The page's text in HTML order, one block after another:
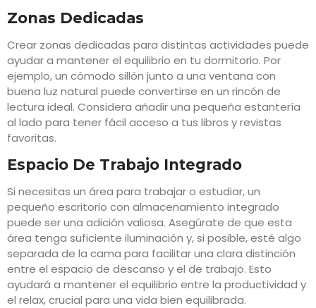
Zonas Dedicadas
Crear zonas dedicadas para distintas actividades puede
ayudar a mantener el equilibrio en tu dormitorio. Por
ejemplo, un cómodo sillón junto a una ventana con
buena luz natural puede convertirse en un rincón de
lectura ideal. Considera añadir una pequeña estantería
al lado para tener fácil acceso a tus libros y revistas
favoritas.
Espacio De Trabajo Integrado
Si necesitas un área para trabajar o estudiar, un
pequeño escritorio con almacenamiento integrado
puede ser una adición valiosa. Asegúrate de que esta
área tenga suficiente iluminación y, si posible, esté algo
separada de la cama para facilitar una clara distinción
entre el espacio de descanso y el de trabajo. Esto
ayudará a mantener el equilibrio entre la productividad y
el relax, crucial para una vida bien equilibrada.